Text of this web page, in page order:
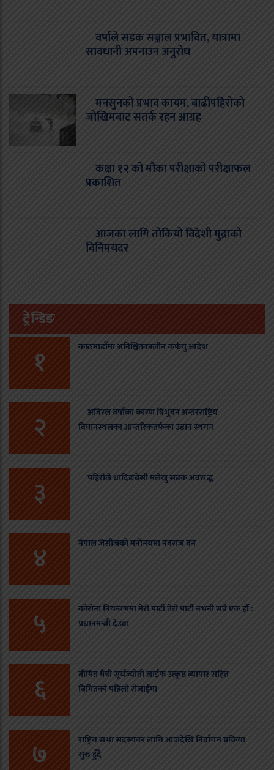
वर्षाले सडक सञ्जाल प्रभावित, यात्रामा
सावधानी अपनाउन अनुरोध
मनसुनको प्रभाव कायम, बाढीपहिरोको
जोखिमबाट सतर्क रहन आग्रह
कक्षा १२ को मौका परीक्षाको परीक्षाफल
प्रकाशित
आजका लागि तोकियो विदेशी मुद्राको
विनिमयदर
ट्रेन्डिङ
१ काठमाडौँमा अनिश्चितकालीन कर्फयु आदेश
२
अविरल वर्षाका कारण त्रिभुवन अन्तरराष्ट्रिय
विमानस्थलका आन्तरिकतर्फका उडान स्थगन
३ पहिरोले धादिङबेसी मलेखु सडक अवरुद्ध
४ नेपाल जेसीजको मनोनयमा नवराज वन
५
कोरोना नियन्त्रणमा मेरो पार्टी तेरो पार्टी नभनी सबै एक हौं :
प्रधानमन्त्री देउवा
६
बीमित मैत्री सूर्यज्योती लाईफ उत्कृष्ठ ब्यापार सहित
बिमितको पहिलो रोजाईमा
७
राष्ट्रिय सभा सदस्यका लागि आजदेखि निर्वाचन प्रक्रिया
सुरु हुँदै